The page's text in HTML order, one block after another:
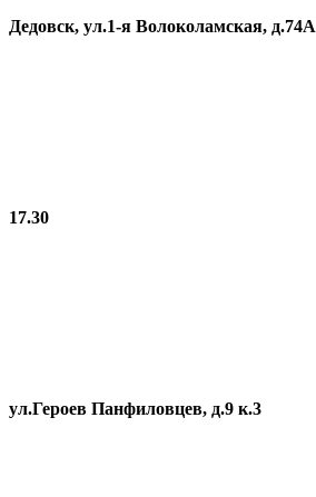
Дедовск, ул.1-я Волоколамская, д.74А
17.30
ул.Героев Панфиловцев, д.9 к.3